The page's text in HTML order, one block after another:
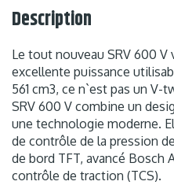
Description
Le tout nouveau SRV 600
excellente puissance
561 cm3, ce n`est pas un V-
SRV 600 V combine un
une technologie moderne.
de contrôle de la pression
de bord TFT, avancé Bosch
contrôle de traction (TCS).